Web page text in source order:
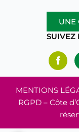
UNE
SUIVEZ
MENTIONS
RGPD – Côte